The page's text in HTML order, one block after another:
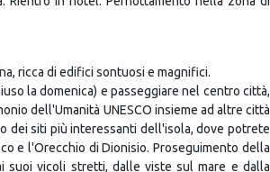
Silvestri" (circa 1.900 m). Da qui, avrete
pomeriggio, visita di Taormina, situata su un
a Capo Taormina. Possibilità di visitare
Rientro in hotel. Pernottamento nella zona di
ricca di edifici sontuosi e magnifici.